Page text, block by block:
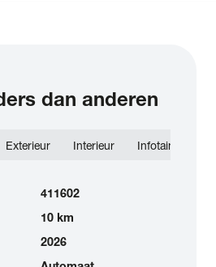
dan anderen
Exterieur Interieur Infotainment
411602
10 km
2026